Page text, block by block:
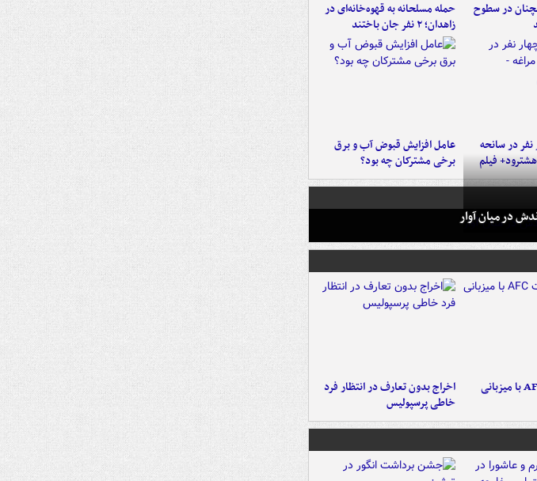
در سطوح
حمله مسلحانه به قهوه‌خانه‌ای در
زاهدان؛ ۲ نفر جان باختند
در سانحه
فیلم
عامل افزایش قبوض آب و برق
برخی مشترکان چه بود؟
در میان آوار
دلیل مخالفت AFC با میزبانی
اخراج بدون تعارف در انتظار فرد
خاطی پرسپولیس